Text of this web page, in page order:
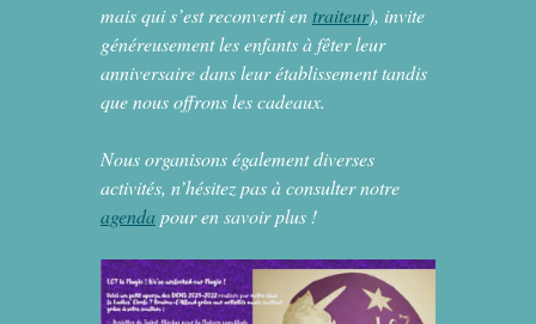
mais qui s’est reconverti en traiteur), invite
généreusement les enfants à fêter leur
anniversaire dans leur établissement tandis
que nous offrons les cadeaux.
Nous organisons également diverses
activités, n’hésitez pas à consulter notre
agendapour en savoir plus !